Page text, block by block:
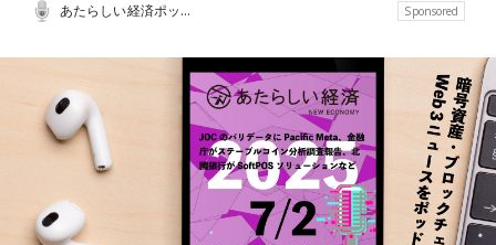
あたらしい経済ポッドキャスト Sponsored